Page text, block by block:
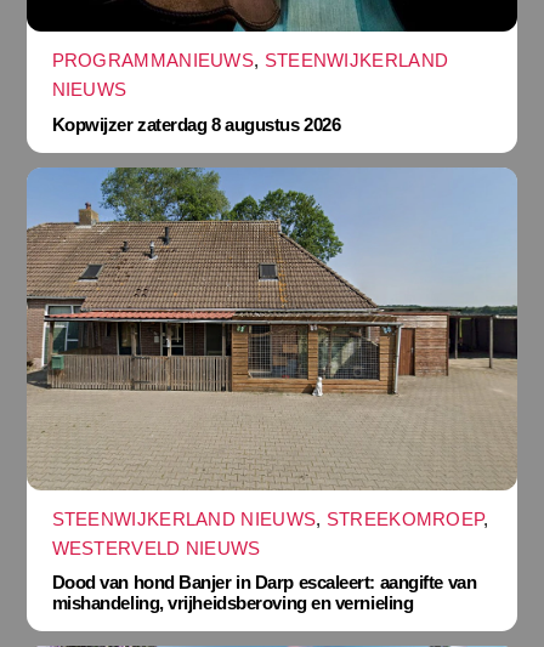
PROGRAMMANIEUWS, STEENWIJKERLAND
NIEUWS
Kopwijzer zaterdag 8 augustus 2026
STEENWIJKERLAND NIEUWS, STREEKOMROEP,
WESTERVELD NIEUWS
Dood van hond Banjer in Darp escaleert: aangifte van
mishandeling, vrijheidsberoving en vernieling